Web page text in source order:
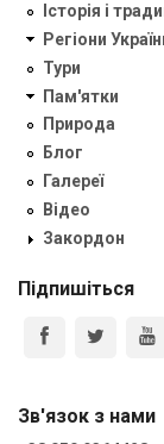
Історія і
Регіони
Тури
Пам'ятки
Природа
Блог
Галереї
Відео
Закордон
Підпишіться
Зв'язок з нами